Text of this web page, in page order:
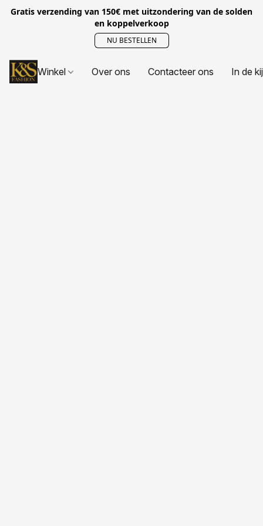
Gratis verzending van 150€ met uitzondering van de solden
en koppelverkoop
NU BESTELLEN
Winkel Over ons Contacteer ons In de